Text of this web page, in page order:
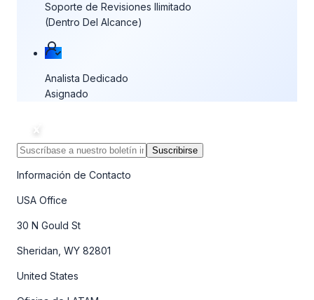
Soporte de Revisiones Ilimitado
(Dentro Del Alcance)
Analista Dedicado
Asignado
Suscribirse
Información de Contacto
USA Office
30 N Gould St
Sheridan, WY 82801
United States